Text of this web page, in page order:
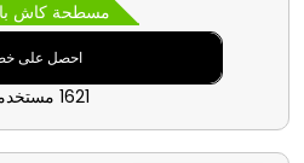
خصومات
تكلفة باهظة.
مسطحة كاش باك
احصل على
1621 مستخدمون